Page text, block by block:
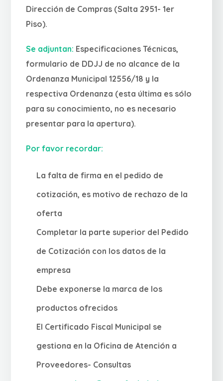
Dirección de Compras (Salta 2951- 1er
Piso).
Se adjuntan: Especificaciones Técnicas,
formulario de DDJJ de no alcance de la
Ordenanza Municipal 12556/18 y la
respectiva Ordenanza (esta última es sólo
para su conocimiento, no es necesario
presentar para la apertura).
Por favor recordar:
La falta de firma en el pedido de
cotización, es motivo de rechazo de la
oferta
Completar la parte superior del Pedido
de Cotización con los datos de la
empresa
Debe exponerse la marca de los
productos ofrecidos
El Certificado Fiscal Municipal se
gestiona en la Oficina de Atención a
Proveedores- Consultas